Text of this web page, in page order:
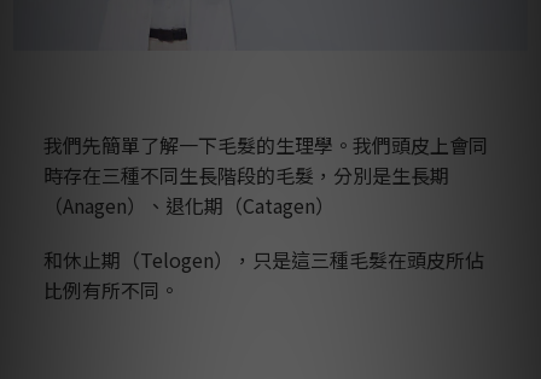
我們先簡單了解一下毛髮的生理學。我們頭皮上會同
時存在三種不同生長階段的毛髮，分別是生長期
（Anagen）、退化期（Catagen）
和休止期（Telogen），只是這三種毛髮在頭皮所佔
比例有所不同。